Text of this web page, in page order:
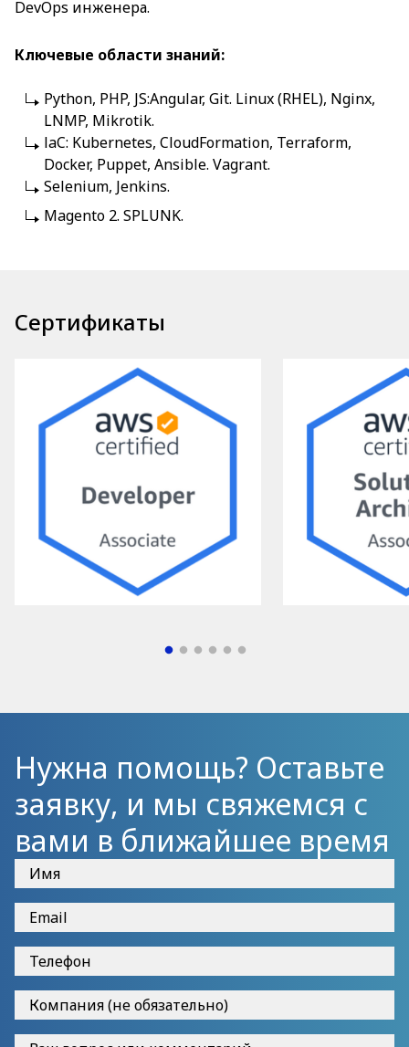
DevOps инженера.
Ключевые области знаний:
Python, PHP, JS:Angular, Git. Linux (RHEL), Nginx,
LNMP, Mikrotik.
laC: Kubernetes, CloudFormation, Terraform,
Docker, Puppet, Ansible. Vagrant.
Selenium, Jenkins.
Magento 2. SPLUNK.
Сертификаты
Нужна помощь? Оставьте
заявку, и мы свяжемся с
вами в ближайшее время